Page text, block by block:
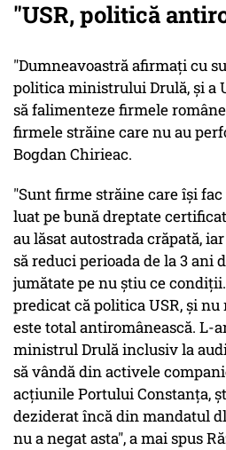
"USR, politică
"Dumneavoastră afirmaţi cu
politica ministrului Drulă, şi a
să falimenteze firmele
firmele străine care nu au
Bogdan Chirieac.
"Sunt firme străine care îşi
luat pe bună dreptate
au lăsat autostrada crăpată,
să reduci perioada de la 3 ani
jumătate pe nu ştiu ce
predicat că politica USR, şi
este total antiromânească. L-
ministrul Drulă inclusiv la
să vândă din activele
acţiunile Portului Constanţa,
deziderat încă din mandatul
nu a negat asta", a mai spus